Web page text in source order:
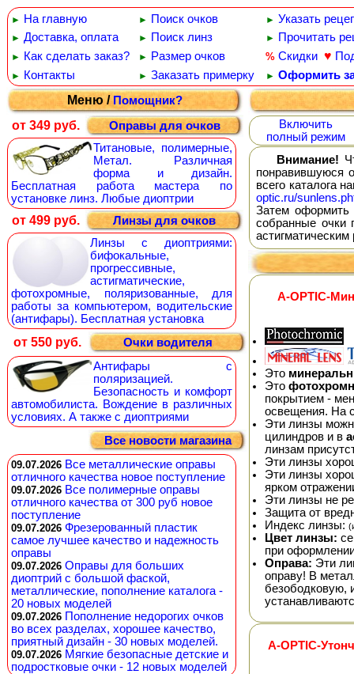
► На главную ► Поиск очков ► Указать
► Доставка, оплата ► Поиск линз ► Прочитать
► Как сделать заказ? ► Размер очков % Скидки ♥
► Контакты ► Заказать примерку ► Оформить
Меню /Помощник?
от 349 руб.
Оправы для очков
Титановые, полимерные,
Метал. Различная
форма и дизайн.
Бесплатная работа мастера по
установке линз. Любые диоптрии
от 499 руб.
Линзы для очков
Линзы с диоптриями:
бифокальные,
прогрессивные,
астигматические,
фотохромные, поляризованные, для
работы за компьютером, водительские
(антифары). Бесплатная установка
от 550 руб.
Очки водителя
Антифары с
поляризацией.
Безопасность и комфорт
автомобилиста. Вождение в различных
условиях. А также с диоптриями
Все новости магазина
09.07.2026 Все металлические оправы
отличного качества новое поступление
09.07.2026 Все полимерные оправы
отличного качества от 300 руб новое
поступление
09.07.2026 Фрезерованный пластик
самое лучшее качество и надежность
оправы
09.07.2026 Оправы для больших
диоптрий с большой фаской,
металлические, пополнение каталога -
20 новых моделей
09.07.2026 Пополнение недорогих очков
во всех разделах, хорошее качество,
приятный дизайн - 30 новых моделей.
09.07.2026 Мягкие безопасные детские и
подростковые очки - 12 новых моделей
Включить
полный режим
Внимание!
понравившуюся
всего каталога
optic.ru/
Затем оформить
собранные очки
A-OPTIC-
Это
Это
покрытием -
освещения. На
Эти линзы
цилиндров и в
линзам
Эти линзы
Эти линзы
ярком
Эти линзы не
Защита от
Индекс линзы:
Цвет линзы:
при
Оправа: Эти
оправу! В
безободковую,
A-OPTIC-